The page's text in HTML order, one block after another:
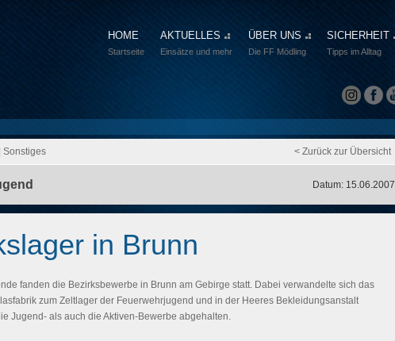
HOME
Startseite
AKTUELLES
Einsätze und mehr
ÜBER UNS
Die FF Mödling
SICHERHEIT
Tipps im Alltag
Sonstiges < Zurück zur Übersicht
Datum: 15.06.2007
in Brunn
fanden die Bezirksbewerbe in Brunn am Gebirge statt. Dabei verwandelte sich das
zum Zeltlager der Feuerwehrjugend und in der Heeres Bekleidungsanstalt
Jugend- als auch die Aktiven-Bewerbe abgehalten.